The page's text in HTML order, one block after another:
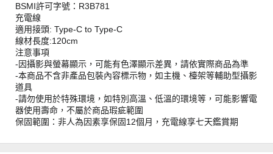
BSMI許可字號：R3B781
充電線
適用接頭: Type-C to Type-C
線材長度:120cm
注意事項
-因攝影與螢幕顯示，可能有色澤顯示差異，請依實際商品為準
-本商品不含非產品包裝內容標示物，如主機、檯架等輔助型攝影
道具
-請勿使用於特殊環境，如特別高溫、低溫的環境等，可能影響電
器使用壽命，不屬於商品瑕疵範圍
保固範圍：非人為因素享保固12個月，充電線享七天鑑賞期